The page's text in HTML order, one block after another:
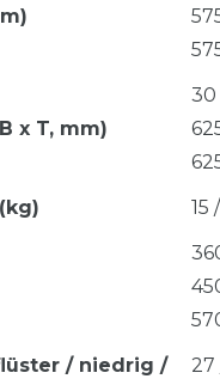
x T, mm)
30
15
/ niedrig /
27